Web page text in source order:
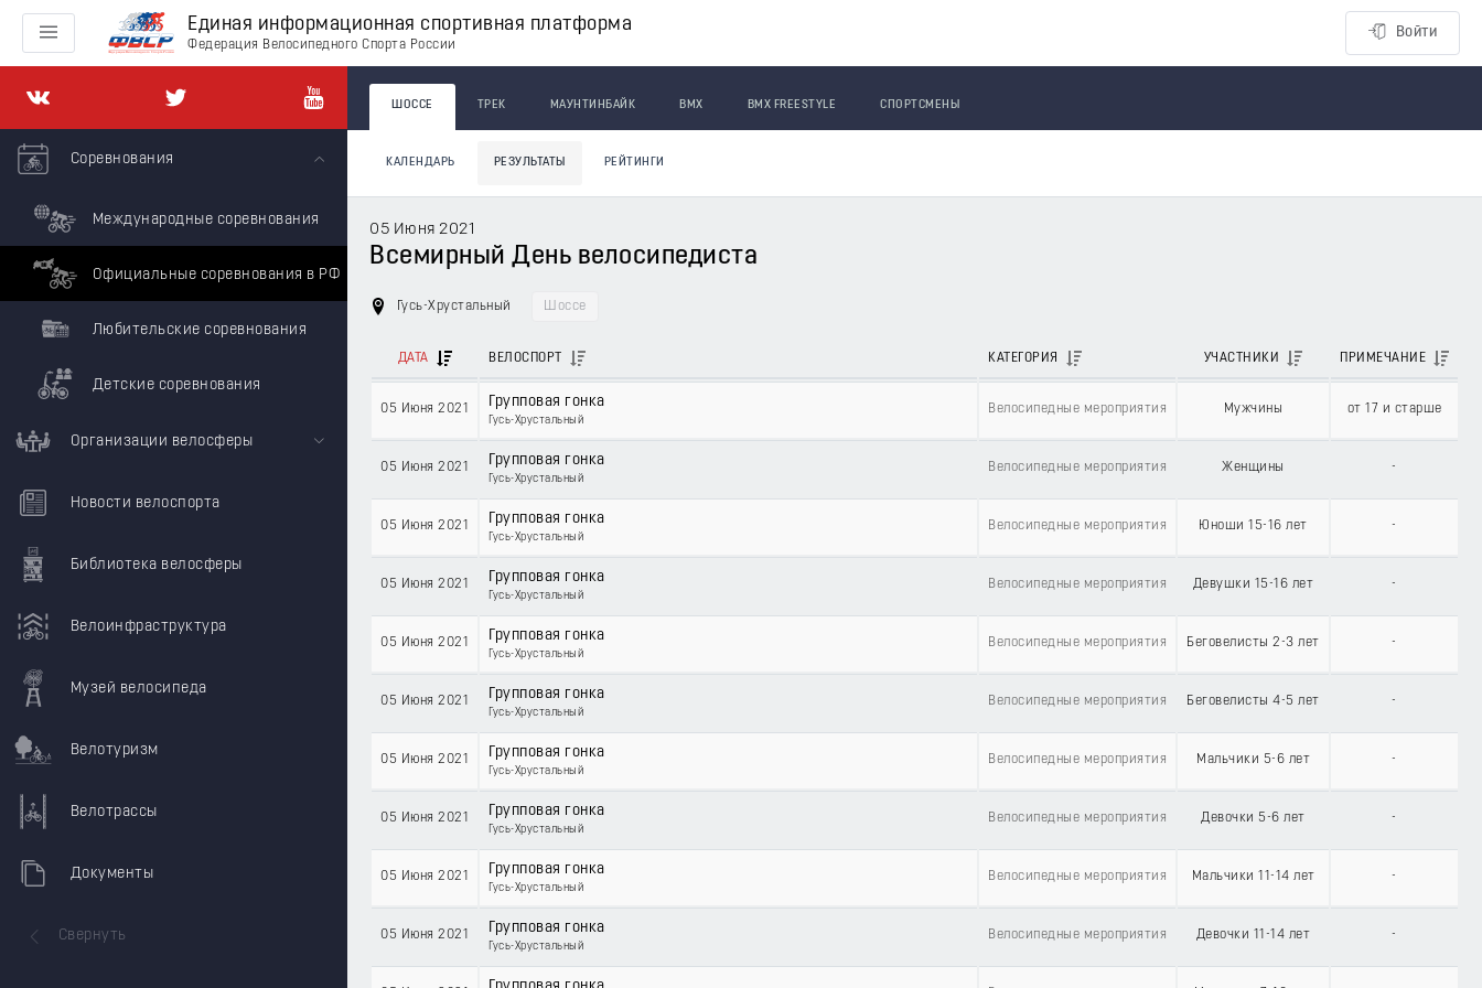
Единая информационная спортивная платформа
Федерация Велосипедного Спорта России
Войти
Соревнования
Международные соревнования
Официальные соревнования в РФ
Любительские соревнования
Детские соревнования
Организации велосферы
Новости велоспорта
Библиотека велосферы
Велоинфраструктура
Музей велосипеда
Велотуризм
Велотрассы
Документы
Свернуть
ШОССЕ ТРЕК МАУНТИНБАЙК BMX BMX FREESTYLE СПОРТСМЕНЫ
КАЛЕНДАРЬ РЕЗУЛЬТАТЫ РЕЙТИНГИ
05 Июня 2021
Всемирный День велосипедиста
Гусь-Хрустальный Шоссе
ДАТА ВЕЛОСПОРТ КАТЕГОРИЯ УЧАСТНИКИ ПРИМЕЧАНИЕ
05 Июня 2021 Групповая гонка
Гусь-Хрустальный
Велосипедные мероприятия Мужчины от 17 и старше
05 Июня 2021 Групповая гонка
Гусь-Хрустальный
Велосипедные мероприятия Женщины -
05 Июня 2021 Групповая гонка
Гусь-Хрустальный
Велосипедные мероприятия Юноши 15-16 лет -
05 Июня 2021 Групповая гонка
Гусь-Хрустальный
Велосипедные мероприятия Девушки 15-16 лет -
05 Июня 2021 Групповая гонка
Гусь-Хрустальный
Велосипедные мероприятия Беговелисты 2-3 лет -
05 Июня 2021 Групповая гонка
Гусь-Хрустальный
Велосипедные мероприятия Беговелисты 4-5 лет -
05 Июня 2021 Групповая гонка
Гусь-Хрустальный
Велосипедные мероприятия Мальчики 5-6 лет -
05 Июня 2021 Групповая гонка
Гусь-Хрустальный
Велосипедные мероприятия Девочки 5-6 лет -
05 Июня 2021 Групповая гонка
Гусь-Хрустальный
Велосипедные мероприятия Мальчики 11-14 лет -
05 Июня 2021 Групповая гонка
Гусь-Хрустальный
Велосипедные мероприятия Девочки 11-14 лет -